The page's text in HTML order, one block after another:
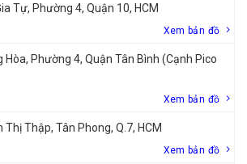
Tự, Phường 4, Quận 10, HCM
Xem bản đồ
Hòa, Phường 4, Quận Tân Bình (Cạnh Pico
Xem bản đồ
Thị Thập, Tân Phong, Q.7, HCM
Xem bản đồ